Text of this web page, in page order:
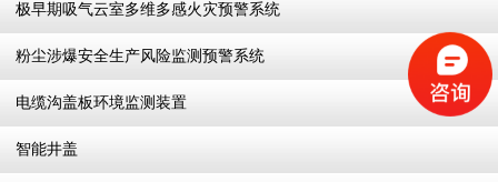
极早期吸气云室多维多感火灾预警系统
粉尘涉爆安全生产风险监测预警系统
电缆沟盖板环境监测装置
智能井盖